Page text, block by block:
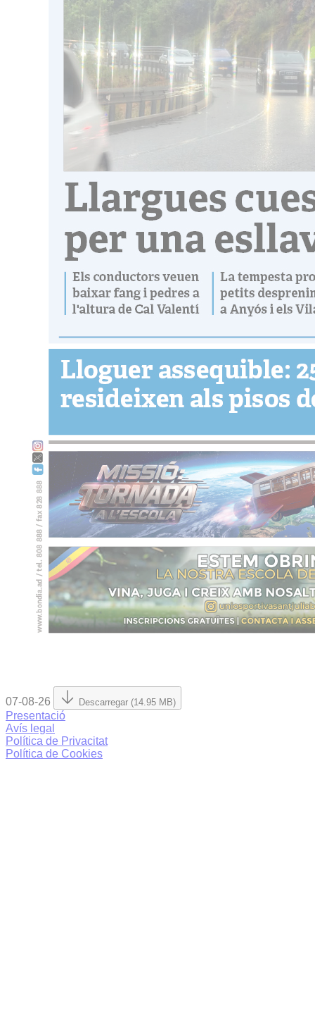
07-08-26 Descarregar (14.95 MB)
Presentació
Avís legal
Política de Privacitat
Política de Cookies